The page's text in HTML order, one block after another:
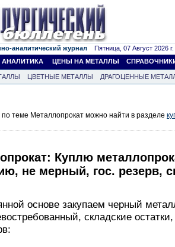
аналитический журнал Пятница, 07 Август 2026 г.
АНАЛИТИКА ЦЕНЫ НА МЕТАЛЛЫ
ЦВЕТНЫЕ МЕТАЛЛЫ
ДРАГОЦЕННЫЕ
теме Металлопрокат можно найти в разделе
Куплю
не мерный, гос. резерв,
основе закупаем черный
складские